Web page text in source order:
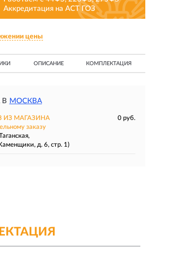
Аккредитация на АСТ ГОЗ
цены
ОПИСАНИЕ КОМПЛЕКТАЦИЯ
В МОСКВА
ИЗ МАГАЗИНА
0 руб.
заказу
д. 6, стр. 1)